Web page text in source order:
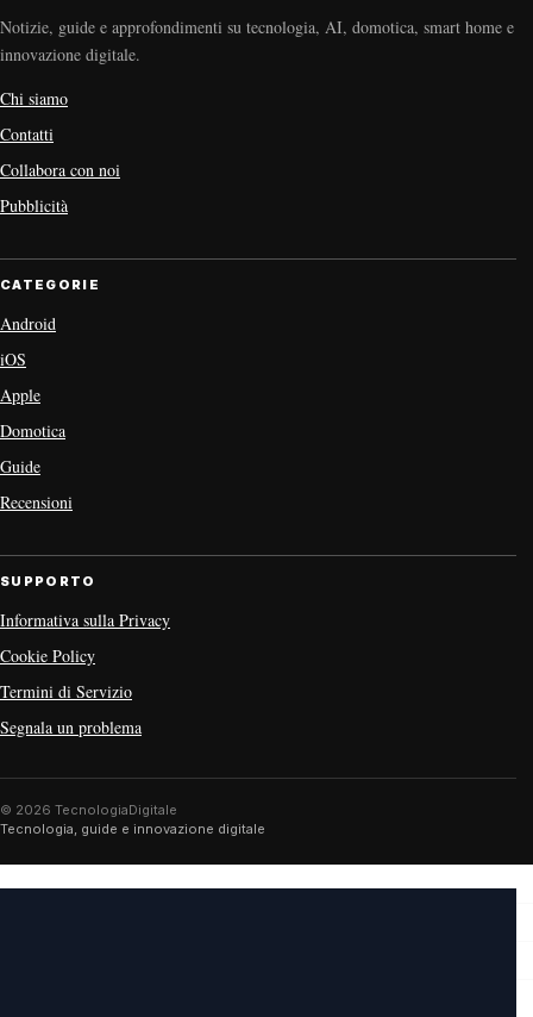
Notizie, guide e approfondimenti su tecnologia, AI, domotica, smart home e
innovazione digitale.
Chi siamo
Contatti
Collabora con noi
Pubblicità
CATEGORIE
Android
iOS
Apple
Domotica
Guide
Recensioni
SUPPORTO
Informativa sulla Privacy
Cookie Policy
Termini di Servizio
Segnala un problema
© 2026 TecnologiaDigitale
Tecnologia, guide e innovazione digitale